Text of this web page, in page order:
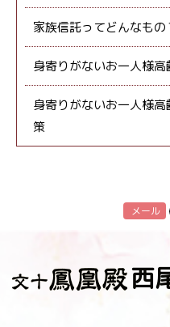
家族信託ってどんなもの
身寄りがないお一人様
身寄りがないお一人様
策
メール
西